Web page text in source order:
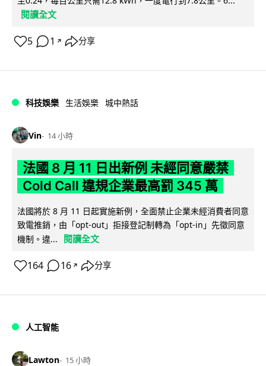
閱讀全文
5 1 ↗ 分享
科技娛樂 生活娛樂 城中熱話
Vin 14 小時
法國 8 月 11 日出新例 未經同意嚴禁
Cold Call 違規企業最高罰 345 萬
法國將於 8 月 11 日起實施新例，全面禁止企業未經消費者同意
致電推銷，由「opt-out」拒接登記制轉為「opt-in」先徵同意
機制。違...
閱讀全文
164 16 ↗ 分享
人工智能
Lawton 15 小時